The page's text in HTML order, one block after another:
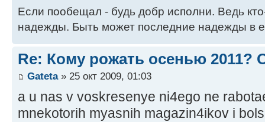
Если пообещал - будь добр исполни. Ведь
надежды. Быть может последние надежды в
Re: Кому рожать осенью 2011?
Gateta» 25 окт 2009, 01:03
a u nas v voskresenye ni4ego ne
mnekotorih myasnih magazin4ikov i